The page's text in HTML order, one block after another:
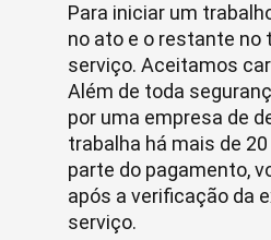
Para iniciar um
no ato e o restante no
serviço. Aceitamos
Além de toda
por uma empresa de
trabalha há mais de
parte do pagamento,
após a verificação da
serviço.